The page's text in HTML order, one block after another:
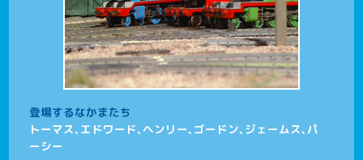
登場するなかまたち
トーマス、エドワード、ヘンリー、ゴードン、ジェームス、パ
ーシー